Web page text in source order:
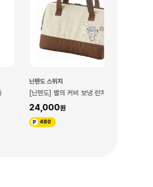
닌텐도 스위치
[닌텐도] 별의 커비 보냉 런치백 M
24,000